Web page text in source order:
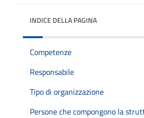
INDICE DELLA PAGINA
Competenze
Responsabile
Tipo di organizzazione
Persone che compongono la